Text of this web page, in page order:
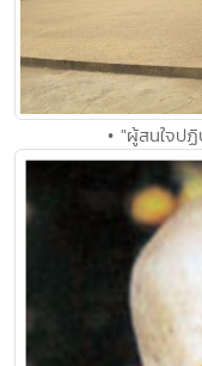
• "ผู้สนใจป